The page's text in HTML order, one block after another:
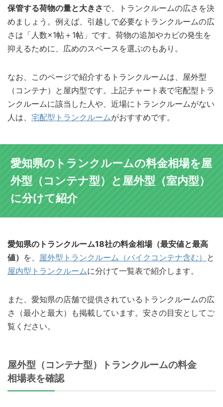
保管する荷物の量と大きさで、トランクルームの広さを決
めましょう。例えば、引越しで必要なトランクルームの広
さは「人数×1帖＋1帖」です。荷物の追加やカビの発生を
抑えるために、広めのスペースを選ぶのもあり。
なお、このページで紹介するトランクルームは、屋外型
（コンテナ）と屋内型です。上記チャート表で宅配型トラ
ンクルームに該当した人や、近場にトランクルームがない
人は、 宅配型トランクルームがおすすめです。
愛知県のトランクルームの料金相場を屋
外型（コンテナ型）と屋外型（室内型）
に分けて紹介
愛知県のトランクルーム18社の料金相場（最安値と最高
値） を、 屋外型トランクルーム（バイクコンテナ含む） と
屋内型トランクルームに分けて一覧表で紹介します。
また、愛知県の店舗で提供されているトランクルームの広
さ（最小と最大）も掲載しています。安さの目安としてご
覧ください。
屋外型（コンテナ型）トランクルームの料金
相場表を確認